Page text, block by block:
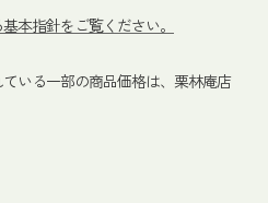
本指針をご覧ください。
いる一部の商品価格は、栗林庵店